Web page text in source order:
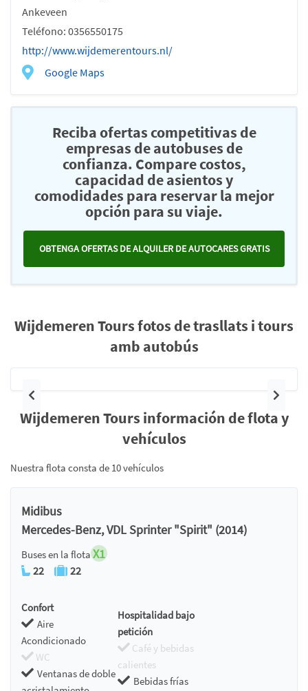
Ankeveen
Teléfono: 0356550175
http://www.wijdemerentours.nl/
Google Maps
Reciba ofertas competitivas de
empresas de autobuses de
confianza. Compare costos,
capacidad de asientos y
comodidades para reservar la mejor
opción para su viaje.
OBTENGA OFERTAS DE ALQUILER DE AUTOCARES GRATIS
Wijdemeren Tours fotos de trasllats i tours
amb autobús
Anterior
Wijdemeren Tours información de flota y
vehículos
Nuestra flota consta de 10 vehículos
Midibus
Mercedes-Benz, VDL Sprinter "Spirit" (2014)
Buses en la flota X1
22 22
Confort
Aire
Acondicionado
WC
Ventanas de doble
Hospitalidad bajo
petición
Café y bebidas
calientes
Bebidas frías